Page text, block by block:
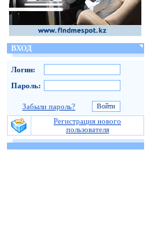
ВХОД
Логин:
Пароль:
Забыли пароль?
Регистрация нового
пользователя